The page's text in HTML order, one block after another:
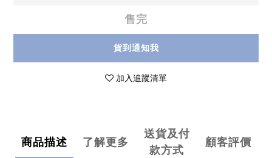
售完
貨到通知我
加入追蹤清單
商品描述 了解更多
送貨及付
款方式
顧客評價